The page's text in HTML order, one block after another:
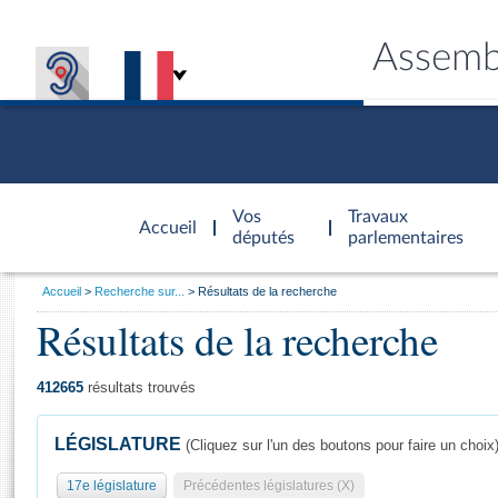
Accueil
d'accueil
Vos
députés
Travaux
parlementaires
Général
Vous
Accueil Recherche sur... Résultats de la recherche
Résultats de la recherche
412665 résultats trouvés
LÉGISLATURE (Cliquez sur l'un des boutons pour faire un choix)
17e législature Précédentes législatures (X)